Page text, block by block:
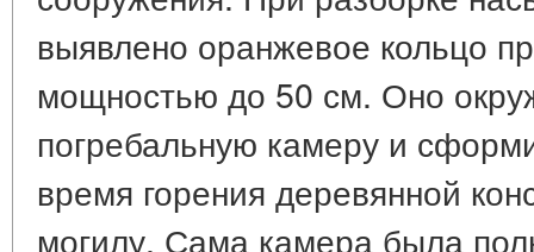
выявлено оранжевое кольцо
мощностью до 50 см. Оно
погребальную камеру и
время горения деревянной
могилу. Сама камера была